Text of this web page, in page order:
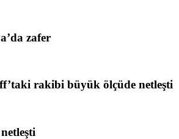
zafer
rakibi büyük ölçüde netleşti